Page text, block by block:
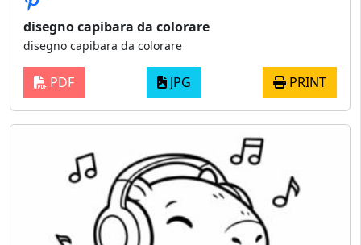
disegno capibara da colorare
disegno capibara da colorare
PDF JPG PRINT